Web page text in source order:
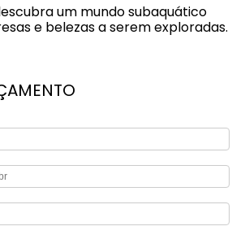
um mundo subaquático
e belezas a serem exploradas.